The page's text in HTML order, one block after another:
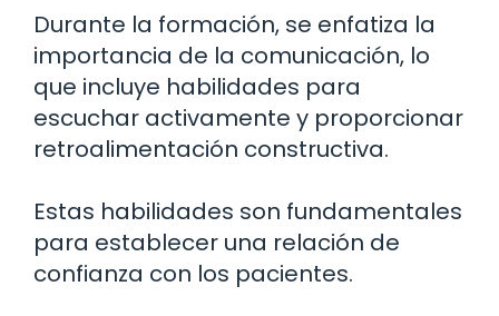
Durante la formación, se enfatiza la
importancia de la comunicación, lo
que incluye habilidades para
escuchar activamente y proporcionar
retroalimentación constructiva.
Estas habilidades son fundamentales
para establecer una relación de
confianza con los pacientes.